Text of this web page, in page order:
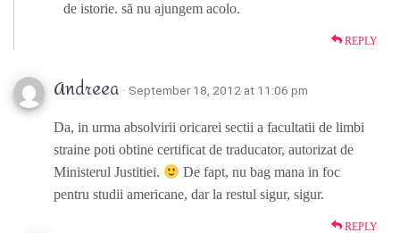
de istorie. să nu ajungem acolo.
REPLY
Andreea · September 18, 2012 at 11:06 pm
Da, in urma absolvirii oricarei sectii a facultatii de limbi
straine poti obtine certificat de traducator, autorizat de
Ministerul Justitiei.
De fapt, nu bag mana in foc
pentru studii americane, dar la restul sigur, sigur.
REPLY